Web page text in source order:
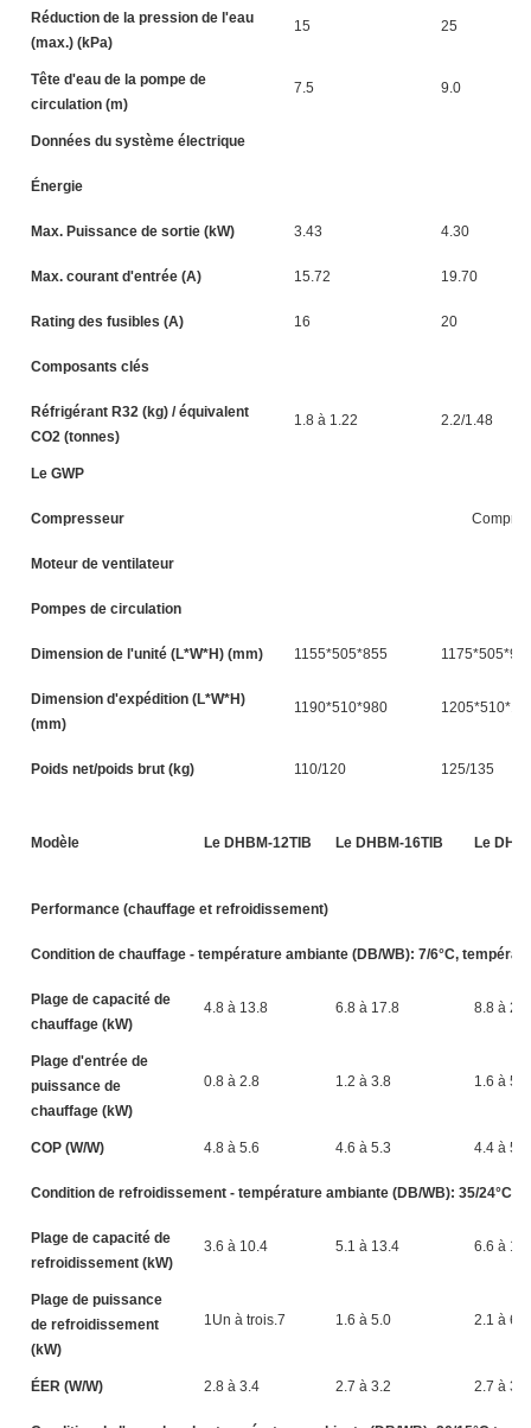
Réduction de la pression de l'eau
(max.) (kPa)
15 25
Tête d'eau de la pompe de
circulation (m)
7.5 9.0
Données du système électrique
Énergie
Max. Puissance de sortie (kW) 3.43 4.30
Max. courant d'entrée (A) 15.72 19.70
Rating des fusibles (A) 16 20
Composants clés
Réfrigérant R32 (kg) / équivalent
CO2 (tonnes)
1.8 à 1.22 2.2/1.48
Le GWP
Compresseur
Moteur de ventilateur
Pompes de circulation
Dimension de l'unité (L*W*H) (mm) 1155*505*855
Dimension d'expédition (L*W*H)
(mm)
1190*510*980
Poids net/poids brut (kg) 110/120 125/135
Modèle Le DHBM-12TIB Le DHBM-16TIB Le
Performance (chauffage et refroidissement)
Condition de chauffage - température ambiante (DB/WB): 7/6°C,
Plage de capacité de
chauffage (kW)
4.8 à 13.8 6.8 à 17.8 8.8 à
Plage d'entrée de
puissance de
chauffage (kW)
0.8 à 2.8 1.2 à 3.8 1.6 à 5.1
COP (W/W) 4.8 à 5.6 4.6 à 5.3 4.4 à 5.2
Condition de refroidissement - température ambiante (DB/WB): 35/24°C,
Plage de capacité de
refroidissement (kW)
3.6 à 10.4 5.1 à 13.4 6.6 à
Plage de puissance
de refroidissement
(kW)
1Un à trois.7 1.6 à 5.0 2.1 à 6.3
ÉER (W/W) 2.8 à 3.4 2.7 à 3.2 2.7 à 3.1